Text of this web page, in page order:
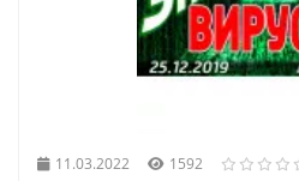
11.03.2022 1592